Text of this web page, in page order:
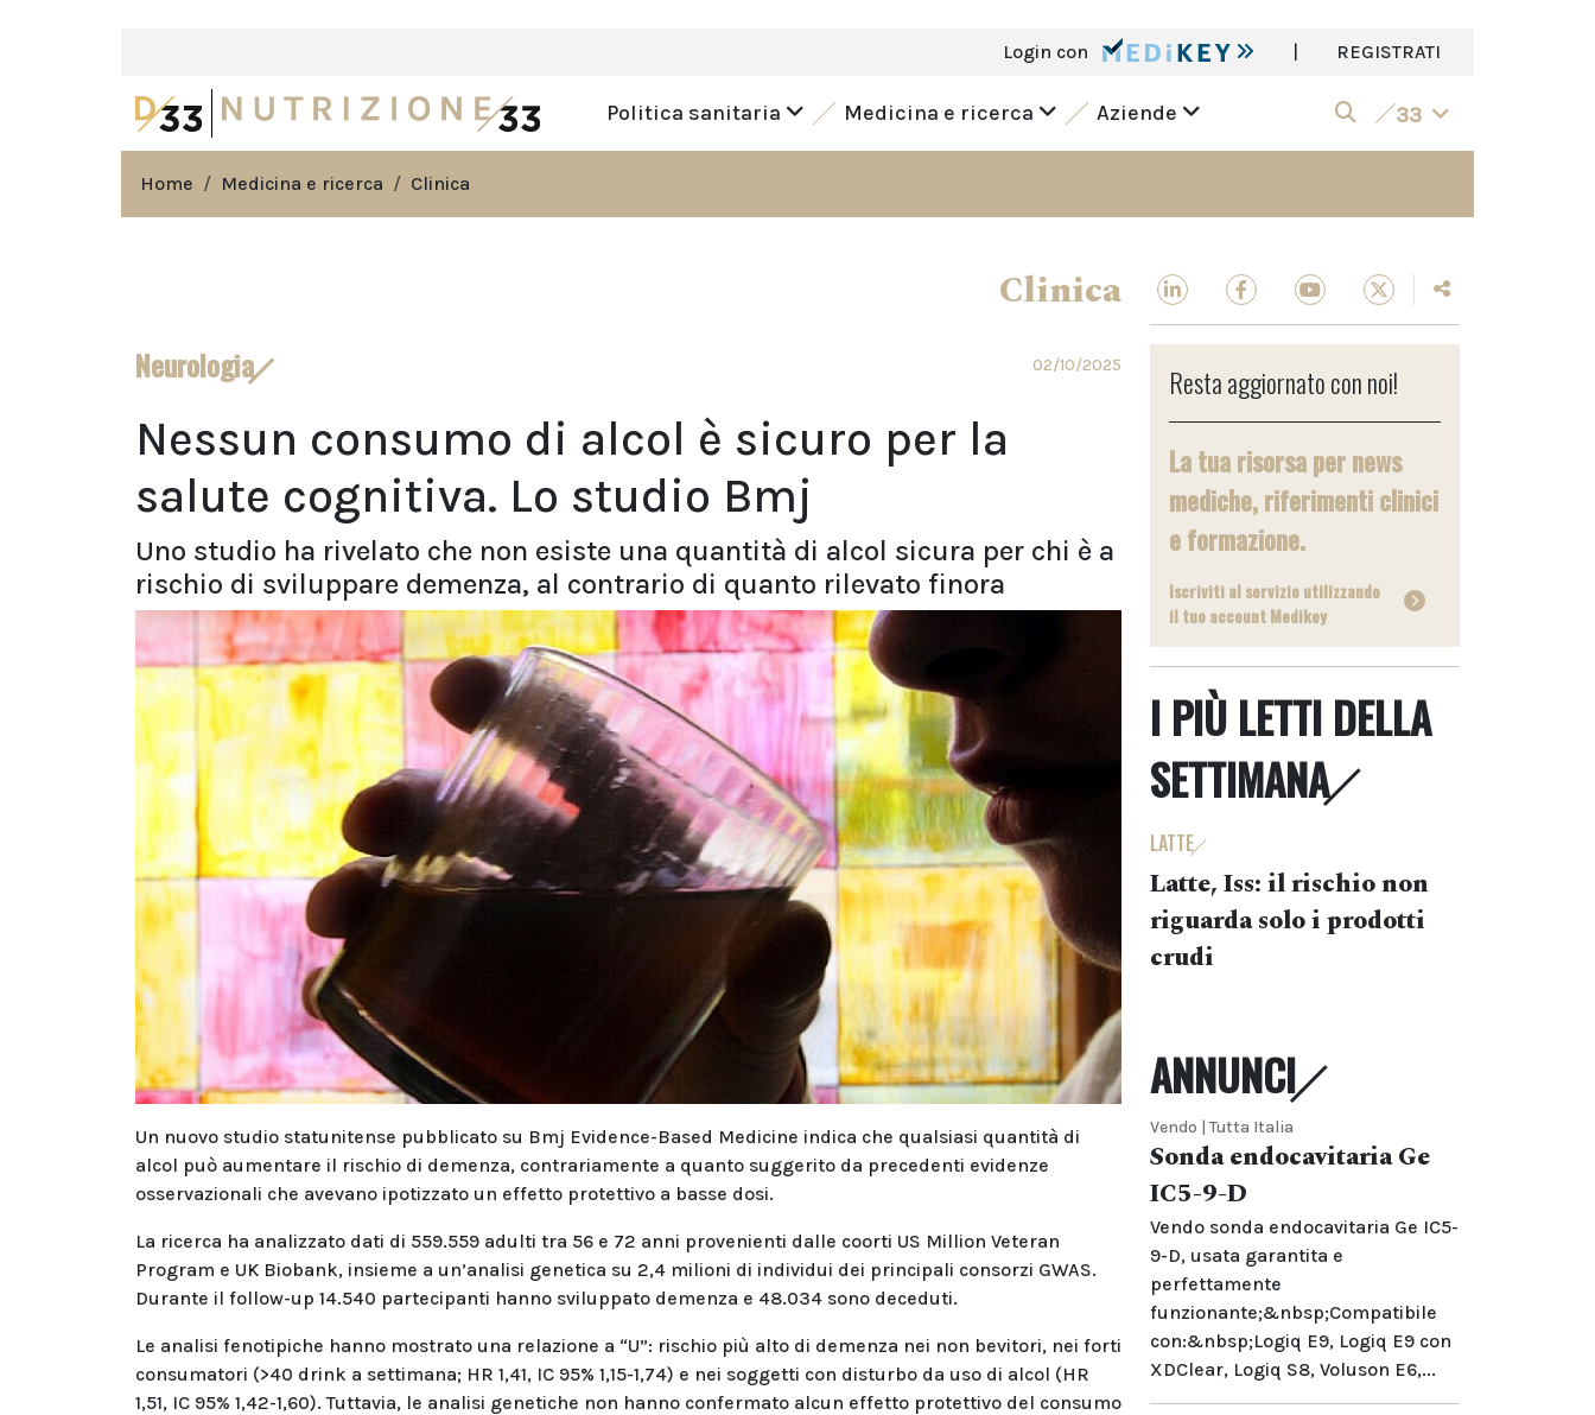
Login con | REGISTRATI
Politica sanitaria Medicina e ricerca Aziende 33
Home Medicina e ricerca Clinica
Clinica
Neurologia 02/10/2025
Nessun consumo di alcol è sicuro per la
salute cognitiva. Lo studio Bmj
Uno studio ha rivelato che non esiste una quantità di alcol sicura per chi è a
rischio di sviluppare demenza, al contrario di quanto rilevato finora
Un nuovo studio statunitense pubblicato su Bmj Evidence-Based Medicine indica che qualsiasi quantità di
alcol può aumentare il rischio di demenza, contrariamente a quanto suggerito da precedenti evidenze
osservazionali che avevano ipotizzato un effetto protettivo a basse dosi.
La ricerca ha analizzato dati di 559.559 adulti tra 56 e 72 anni provenienti dalle coorti US Million Veteran
Program e UK Biobank, insieme a un’analisi genetica su 2,4 milioni di individui dei principali consorzi GWAS.
Durante il follow-up 14.540 partecipanti hanno sviluppato demenza e 48.034 sono deceduti.
Le analisi fenotipiche hanno mostrato una relazione a “U”: rischio più alto di demenza nei non bevitori, nei forti
consumatori (>40 drink a settimana; HR 1,41, IC 95% 1,15-1,74) e nei soggetti con disturbo da uso di alcol (HR
1,51, IC 95% 1,42-1,60). Tuttavia, le analisi genetiche non hanno confermato alcun effetto protettivo del consumo
Resta aggiornato con noi!
La tua risorsa per news
mediche, riferimenti clinici
e formazione.
Iscriviti al servizio utilizzando
il tuo account Medikey
I PIÙ LETTI DELLA
SETTIMANA
LATTE
Latte, Iss: il rischio non
riguarda solo i prodotti
crudi
ANNUNCI
Vendo | Tutta Italia
Sonda endocavitaria Ge
IC5-9-D
Vendo sonda endocavitaria Ge IC5-
9-D, usata garantita e
perfettamente
funzionante;&nbsp;Compatibile
con:&nbsp;Logiq E9, Logiq E9 con
XDClear, Logiq S8, Voluson E6,...